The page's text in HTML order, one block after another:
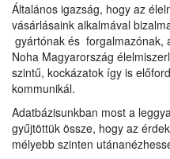
Általános igazság, hogy az
vásárlásaink alkalmával
gyártónak és forgalmazónak,
Noha Magyarország
szintű, kockázatok így is
kommunikál.
Adatbázisunkban most a
gyűjtöttük össze, hogy az
mélyebb szinten